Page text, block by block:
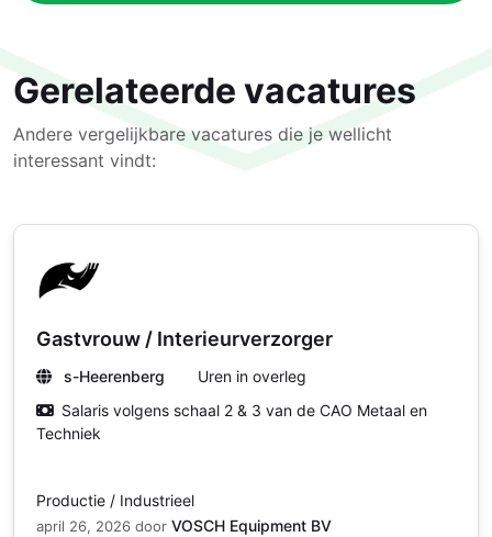
Gerelateerde vacatures
Andere vergelijkbare vacatures die je wellicht
interessant vindt:
Gastvrouw / Interieurverzorger
s-Heerenberg
Uren in overleg
Salaris volgens schaal 2 & 3 van de CAO Metaal en
Techniek
Productie / Industrieel
april 26, 2026 door VOSCH Equipment BV